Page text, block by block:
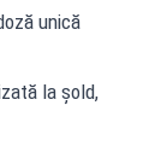
unică
la șold,